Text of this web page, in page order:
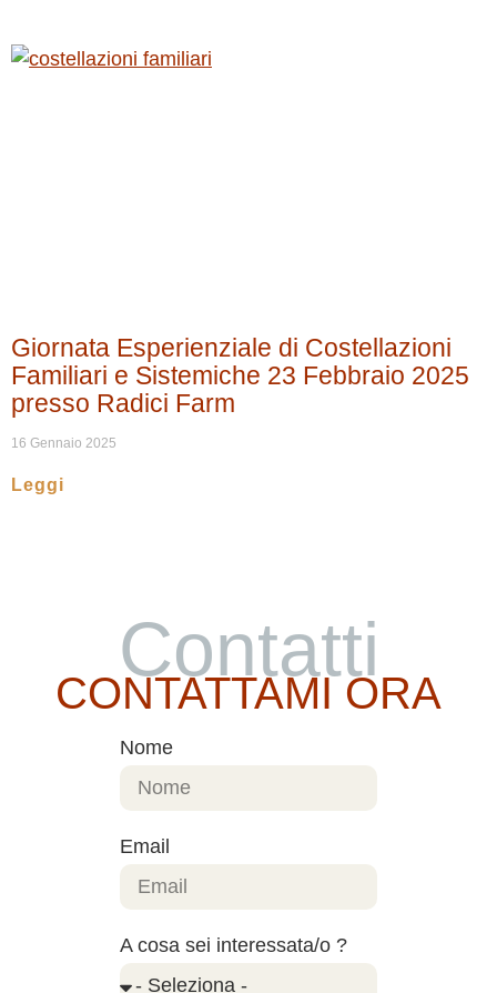
Giornata Esperienziale di Costellazioni
Familiari e Sistemiche 23 Febbraio 2025
presso Radici Farm
16 Gennaio 2025
Leggi
Contatti
CONTATTAMI ORA
Nome
Email
A cosa sei interessata/o ?